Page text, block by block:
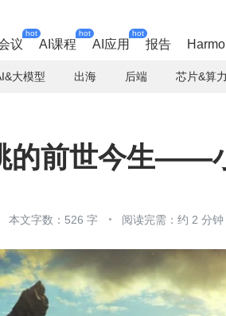
议
hot
AI课程
hot
AI应用
hot
报告
大模型 出海 后端 芯片&算力
的前世今生——
本文字数：526 字 阅读完需：约 2 分钟